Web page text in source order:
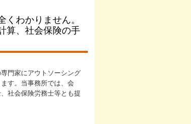
わかりません。
算、社会保険の手
門家にアウトソーシング
す。当事務所では、会
社会保険労務士等とも提